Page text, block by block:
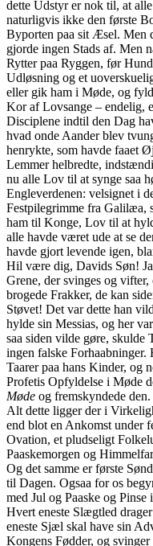
dette Udstyr er nok til, at
naturligvis ikke den første
Byporten paa sit Æsel. Men
gjorde ingen Stads af. Men
Rytter paa Ryggen, før
Udløsning og et
eller gik ham i Møde, og
Kor af Lovsange – endelig,
Disciplene indtil den Dag
hvad onde Aander blev
henrykte, som havde faaet
Lemmer helbredte,
nu alle Lov til at synge saa
Engleverdenen: velsignet i
Festpilegrimme fra Galilæa,
ham til Konge, Lov til at
alle havde været ude at se
havde gjort levende igen,
Hil være dig, Davids Søn!
Grene, der svinges og
brogede Frakker, de kan
Støvet! Det var dette han
hylde sin Messias, og her
saa siden vilde gøre, skulde
ingen falske Forhaabninger.
Taarer paa hans Kinder, og
Profetis Opfyldelse i Møde
Møde og fremskyndede
Alt dette ligger der i
end blot en Ankomst under
Ovation, et pludseligt
Paaskemorgen og
Og det samme er første
til Dagen. Ogsaa for os
med Jul og Paaske og
Hvert eneste Slægtled
eneste Sjæl skal have sin
Kongens Fødder, og